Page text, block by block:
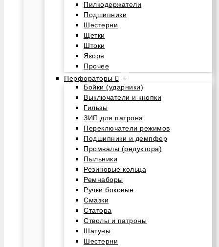
Пилкодержатели
Подшипники
Шестерни
Щетки
Штоки
Якоря
Прочее
Перфораторы
+
Бойки (ударники)
Выключатели и кнопки
Гильзы
ЗИП для патрона
Переключатели режимов
Подшипники и демпфер
Промвалы (редуктора)
Пыльники
Резиновые кольца
Ремнаборы
Ручки боковые
Смазки
Статора
Стволы и патроны
Шатуны
Шестерни